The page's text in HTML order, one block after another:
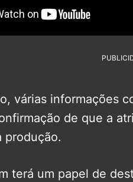
várias informações
de que a
produção.
terá um papel de